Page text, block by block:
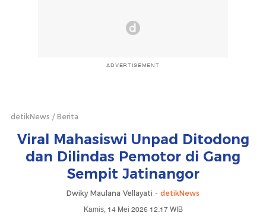
ADVERTISEMENT
detikNews Berita
Viral Mahasiswi Unpad Ditodong
dan Dilindas Pemotor di Gang
Sempit Jatinangor
Dwiky Maulana Vellayati - detikNews
Kamis, 14 Mei 2026 12:17 WIB